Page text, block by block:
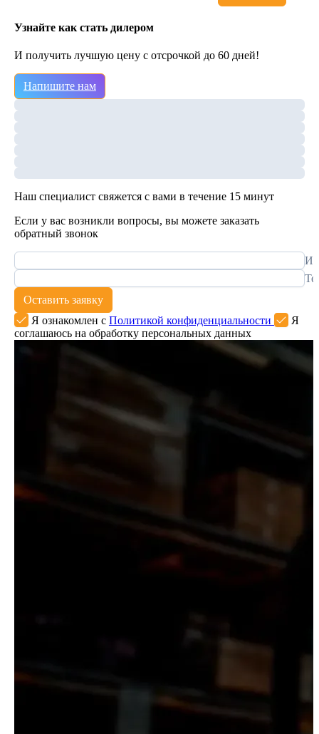
Узнайте как стать дилером
И получить лучшую цену с отсрочкой до 60 дней!
Напишите нам
Наш специалист свяжется с вами в течение 15 минут
Если у вас возникли вопросы, вы можете заказать
обратный звонок
Оставить заявку
Я ознакомлен с Политикой конфиденциальности
Я
соглашаюсь на обработку персональных данных